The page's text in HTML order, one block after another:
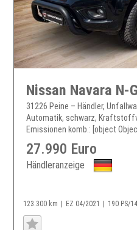
31226 Peine – Händler,
Automatik, schwarz,
Emissionen komb.: [object
27.990 Euro
Händleranzeige
123.300 km EZ 04/2021 190 PS/